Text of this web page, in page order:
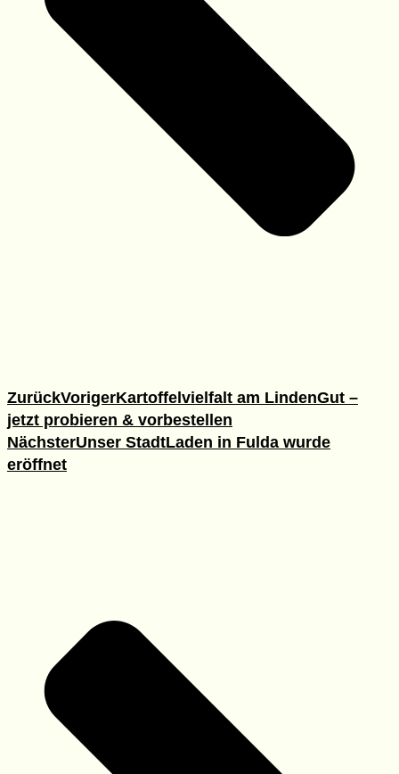
ZurückVorigerKartoffelvielfalt am LindenGut –
jetzt probieren & vorbestellen
NächsterUnser StadtLaden in Fulda wurde
eröffnet